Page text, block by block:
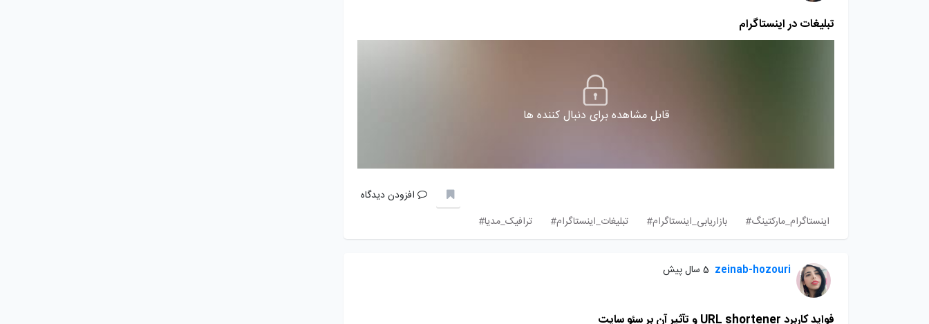
تبلیغات در اینستاگرام
قابل مشاهده برای دنبال کننده ها
افزودن دیدگاه
اینستاگرام_مارکتینگ#
بازاریابی_اینستاگرام# تبلیغات_اینستاگرام# ترافیک_مدیا#
zeinab-hozouri 5 سال پیش